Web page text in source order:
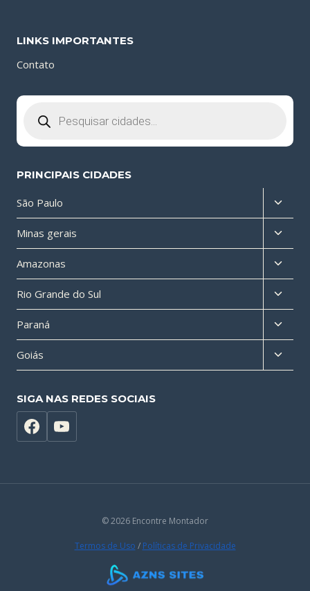
LINKS IMPORTANTES
Contato
produtos
PRINCIPAIS CIDADES
São Paulo
menu
filho
Minas gerais
menu
filho
Amazonas
menu
filho
Rio Grande do Sul
menu
filho
Paraná
menu
filho
Goiás
menu
SIGA NAS REDES SOCIAIS
© 2026 Encontre Montador
Termos de Uso / Políticas de Privacidade